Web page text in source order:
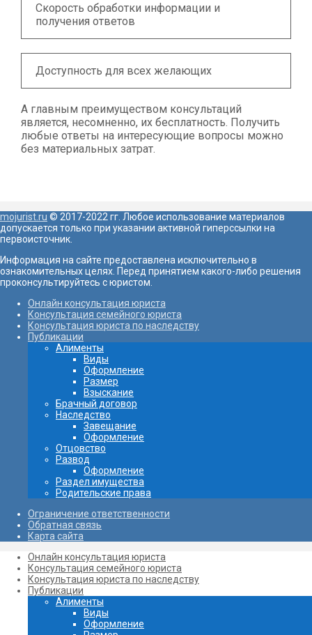
Скорость обработки информации и
получения ответов
Доступность для всех желающих
А главным преимуществом консультаций
является, несомненно, их бесплатность. Получить
любые ответы на интересующие вопросы можно
без материальных затрат.
mojurist.ru © 2017-2022 гг. Любое использование материалов
допускается только при указании активной гиперссылки на
первоисточник.
Информация на сайте предоставлена исключительно в
ознакомительных целях. Перед принятием какого-либо решения
проконсультируйтесь с юристом.
Онлайн консультация юриста
Консультация семейного юриста
Консультация юриста по наследству
Публикации
Алименты
Виды
Оформление
Размер
Взыскание
Брачный договор
Наследство
Завещание
Oформление
Отцовство
Развод
Оформление
Раздел имущества
Родительские права
Ограничение ответственности
Обратная связь
Карта сайта
Онлайн консультация юриста
Консультация семейного юриста
Консультация юриста по наследству
Публикации
Алименты
Виды
Оформление